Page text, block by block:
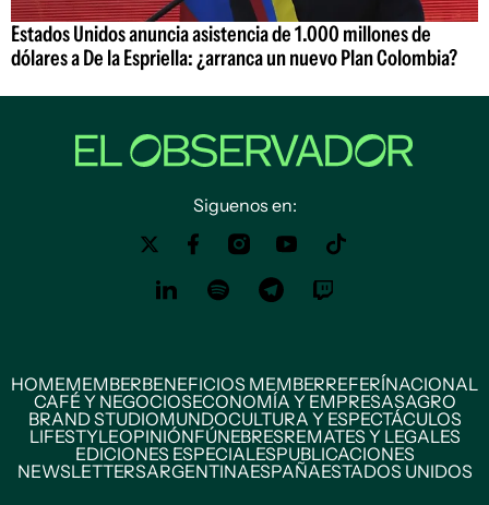
Estados Unidos anuncia asistencia de 1.000 millones de
dólares a De la Espriella: ¿arranca un nuevo Plan Colombia?
Siguenos en:
HOMEMEMBERBENEFICIOS MEMBERREFERÍNACIONAL
CAFÉ Y NEGOCIOSECONOMÍA Y EMPRESASAGRO
BRAND STUDIOMUNDOCULTURA Y ESPECTÁCULOS
LIFESTYLEOPINIÓNFÚNEBRESREMATES Y LEGALES
EDICIONES ESPECIALESPUBLICACIONES
NEWSLETTERSARGENTINAESPAÑAESTADOS UNIDOS